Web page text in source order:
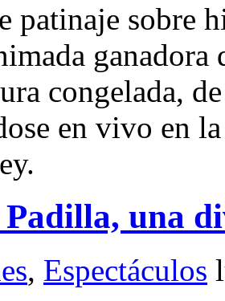
patinaje sobre
ganadora
congelada,
en vivo en
una
, Espectáculos